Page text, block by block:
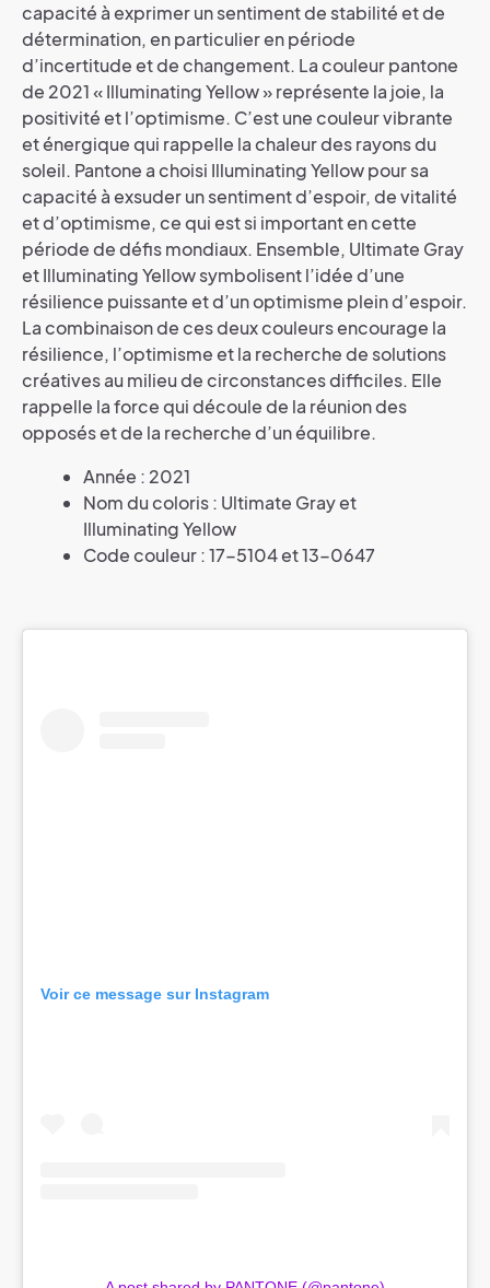
capacité à exprimer un sentiment de stabilité et de
détermination, en particulier en période
d’incertitude et de changement. La couleur pantone
de 2021 « Illuminating Yellow » représente la joie, la
positivité et l’optimisme. C’est une couleur vibrante
et énergique qui rappelle la chaleur des rayons du
soleil. Pantone a choisi Illuminating Yellow pour sa
capacité à exsuder un sentiment d’espoir, de vitalité
et d’optimisme, ce qui est si important en cette
période de défis mondiaux. Ensemble, Ultimate Gray
et Illuminating Yellow symbolisent l’idée d’une
résilience puissante et d’un optimisme plein d’espoir.
La combinaison de ces deux couleurs encourage la
résilience, l’optimisme et la recherche de solutions
créatives au milieu de circonstances difficiles. Elle
rappelle la force qui découle de la réunion des
opposés et de la recherche d’un équilibre.
Année : 2021
Nom du coloris : Ultimate Gray et
Illuminating Yellow
Code couleur : 17-5104 et 13-0647
Voir ce message sur Instagram